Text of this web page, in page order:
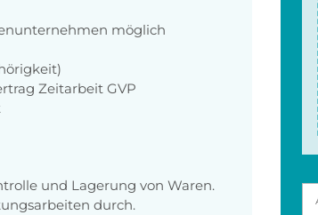
möglich
Zeitarbeit GVP
und Lagerung von Waren.
durch.